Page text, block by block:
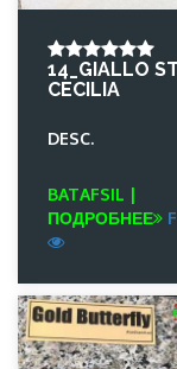
14_GIALLO
CECILIA
DESC.
BATAFSIL |
ПОДРОБНЕЕ